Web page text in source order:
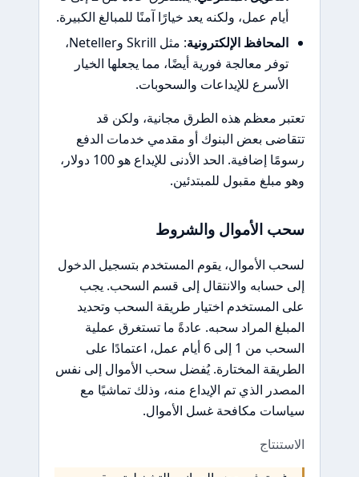
أيام عمل، ولكنه يعد خيارًا آمنًا للمبالغ الكبيرة.
المحافظ الإلكترونية
: مثل Skrill وNeteller،
توفر معالجة فورية أيضًا، مما يجعلها الخيار
الأسرع للإيداعات والسحوبات.
تعتبر معظم هذه الطرق مجانية، ولكن قد
تتقاضى بعض البنوك أو مقدمي خدمات الدفع
رسومًا إضافية. الحد الأدنى للإيداع هو 100 دولار،
وهو مبلغ مقبول للمبتدئين.
سحب الأموال والشروط
لسحب الأموال، يقوم المستخدم بتسجيل الدخول
إلى حسابه والانتقال إلى قسم السحب. يجب
على المستخدم اختيار طريقة السحب وتحديد
المبلغ المراد سحبه. عادةً ما تستغرق عملية
السحب من 1 إلى 6 أيام عمل، اعتمادًا على
الطريقة المختارة. يُفضل سحب الأموال إلى نفس
المصدر الذي تم الإيداع منه، وذلك تماشيًا مع
سياسات مكافحة غسل الأموال.
الاستنتاج